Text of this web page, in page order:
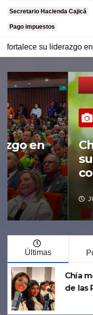
Secretario Hacienda Cajicá
Pago impuestos
sostenible e
Chía
sus fuentes
compra de
JUL 25, 2026
Últimas
Chía
de las